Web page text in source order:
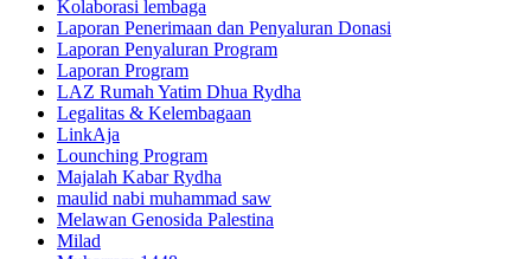
Kolaborasi lembaga
Laporan Penerimaan dan Penyaluran Donasi
Laporan Penyaluran Program
Laporan Program
LAZ Rumah Yatim Dhua Rydha
Legalitas & Kelembagaan
LinkAja
Lounching Program
Majalah Kabar Rydha
maulid nabi muhammad saw
Melawan Genosida Palestina
Milad